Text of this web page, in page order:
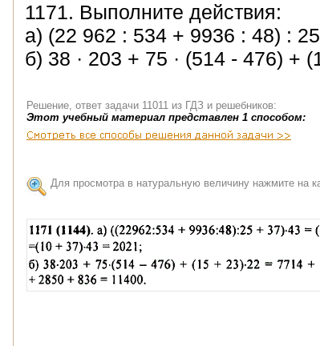
1171. Выполните действия:
а) (22 962 : 534 + 9936 : 48) :
б) 38 · 203 + 75 · (514 - 476) +
Решение, ответ задачи 11011 из ГДЗ и решебников:
Этот учебный материал представлен 1 способом:
Для просмотра в натуральную величину нажмите на